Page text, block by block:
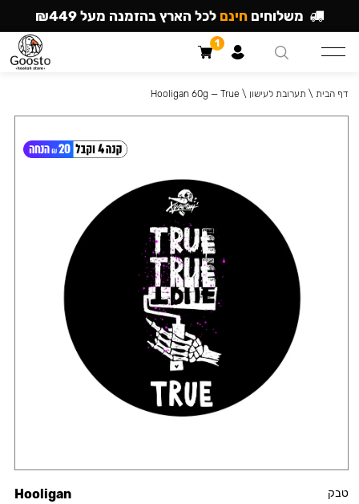
טבק Hooligan
דף הבית \ תערובת לעישון \
Hooligan 60g — True
משלוחים חינם לכל הארץ בהזמנה מעל ₪449
1